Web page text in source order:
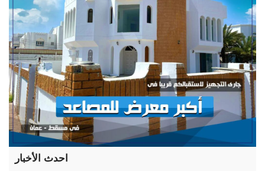
احدث الأخبار